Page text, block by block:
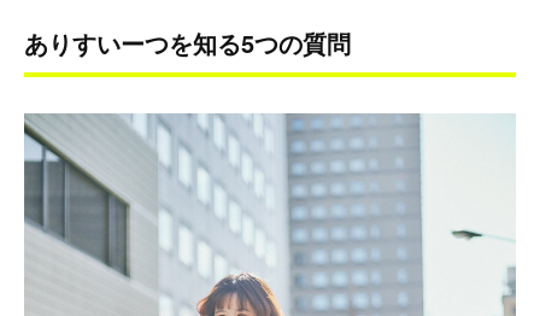
ありすいーつを知る5つの質問